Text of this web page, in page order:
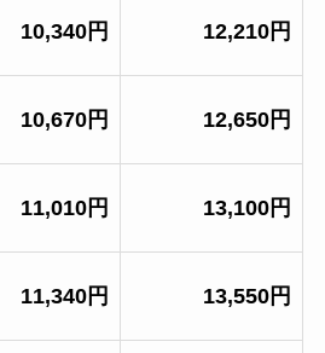
10,340円 12,210円
10,670円 12,650円
11,010円 13,100円
11,340円 13,550円